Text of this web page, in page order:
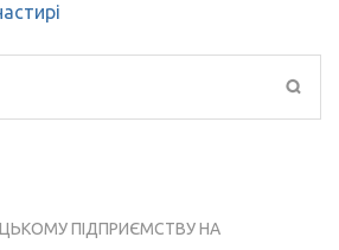
ПІДПРИЄМСТВУ НА